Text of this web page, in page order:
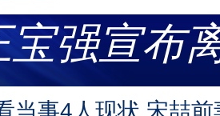
宝强宣布
当事4人现状 宋喆